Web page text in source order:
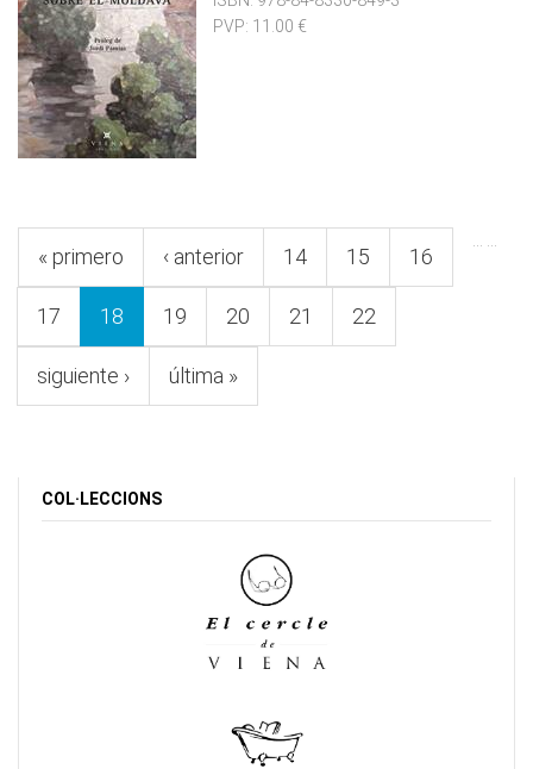
PVP: 11.00 €
Pàgines
« primero ‹ anterior 14 15 16
17 18 19 20 21 22
siguiente › última »
COL·LECCIONS